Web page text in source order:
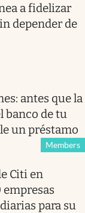
a fidelizar
depender de
antes que la
banco de tu
un préstamo
Members
Citi en
empresas
para su